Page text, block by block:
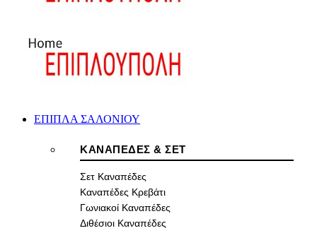
ΕΠΙΠΛΑ ΣΑΛΟΝΙΟΥ
ΚΑΝΑΠΕΔΕΣ & ΣΕΤ
Σετ Καναπέδες
Καναπέδες Κρεβάτι
Γωνιακοί Καναπέδες
Διθέσιοι Καναπέδες